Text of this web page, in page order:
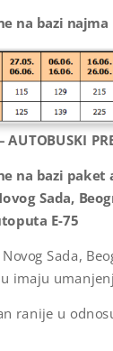
na bazi
AUTOBUSKI
na bazi
Sada,
E-75
Novog Sada,
imaju
ranije u